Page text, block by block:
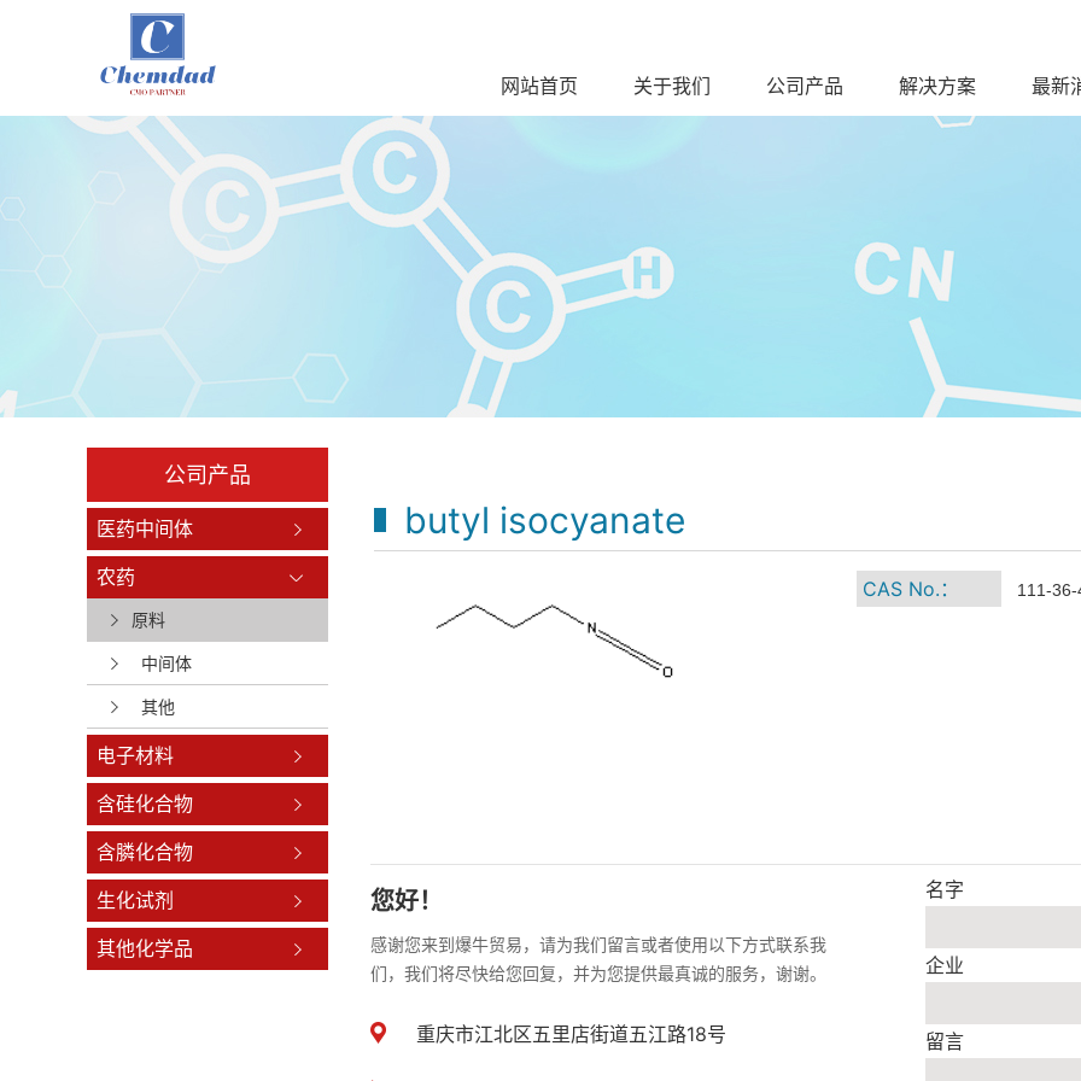
网站首页 关于我们 公司产品 解决方案 最新
公司产品
医药中间体
农药
原料
中间体
其他
电子材料
含硅化合物
含膦化合物
生化试剂
其他化学品
butyl isocyanate
CAS No.： 111-36-
您好！
感谢您来到爆牛贸易，请为我们留言或者使用以下方式联系我
们，我们将尽快给您回复，并为您提供最真诚的服务，谢谢。
重庆市江北区五里店街道五江路18号
名字
企业
留言